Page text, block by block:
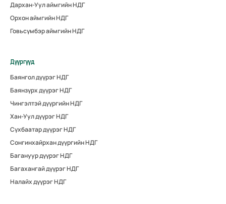
Дархан-Уул аймгийн НДГ
Орхон аймгийн НДГ
Говьсүмбэр аймгийн НДГ
Дүүргүүд
Баянгол дүүрэг НДГ
Баянзүрх дүүрэг НДГ
Чингэлтэй дүүргийн НДГ
Хан-Уул дүүрэг НДГ
Сүхбаатар дүүрэг НДГ
Сонгинхайрхан дүүргийн НДГ
Багануур дүүрэг НДГ
Багахангай дүүрэг НДГ
Налайх дүүрэг НДГ